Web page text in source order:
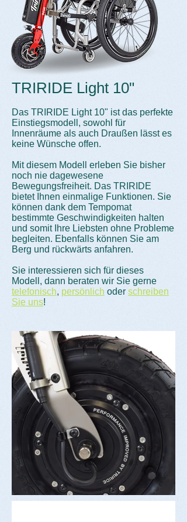
TRIRIDE Light 10"
Das TRIRIDE Light 10" ist das perfekte
Einstiegsmodell, sowohl für
Innenräume als auch Draußen lässt es
keine Wünsche offen.
Mit diesem Modell erleben Sie bisher
noch nie dagewesene
Bewegungsfreiheit. Das TRIRIDE
bietet Ihnen einmalige Funktionen. Sie
können dank dem Tempomat
bestimmte Geschwindigkeiten halten
und somit Ihre Liebsten ohne Probleme
begleiten. Ebenfalls können Sie am
Berg und rückwärts anfahren.
Sie interessieren sich für dieses
Modell, dann beraten wir Sie gerne
telefonisch, persönlich oder schreiben
Sie uns!